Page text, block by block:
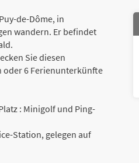
de-Dôme, in
wandern. Er befindet
Sie diesen
oder 6 Ferienunterkünfte
: Minigolf und Ping-
Station, gelegen auf